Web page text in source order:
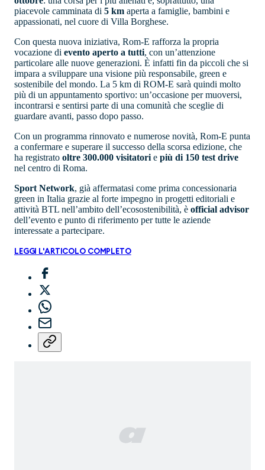
piacevole camminata di 5 km aperta a famiglie, bambini e
appassionati, nel cuore di Villa Borghese.
Con questa nuova iniziativa, Rom-E rafforza la propria
vocazione di evento aperto a tutti, con un’attenzione
particolare alle nuove generazioni. È infatti fin da piccoli che si
impara a sviluppare una visione più responsabile, green e
sostenibile del mondo. La 5 km di ROM-E sarà quindi molto
più di un appuntamento sportivo: un’occasione per muoversi,
incontrarsi e sentirsi parte di una comunità che sceglie di
guardare avanti, passo dopo passo.
Con un programma rinnovato e numerose novità, Rom-E punta
a confermare e superare il successo della scorsa edizione, che
ha registrato oltre 300.000 visitatori e più di 150 test drive
nel centro di Roma.
Sport Network, già affermatasi come prima concessionaria
green in Italia grazie al forte impegno in progetti editoriali e
attività BTL nell’ambito dell’ecosostenibilità, è official advisor
dell’evento e punto di riferimento per tutte le aziende
interessate a partecipare.
LEGGI L'ARTICOLO COMPLETO